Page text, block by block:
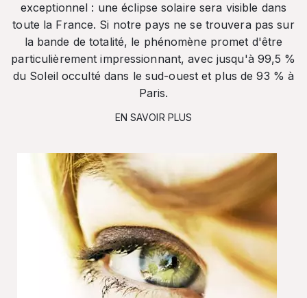
exceptionnel : une éclipse solaire sera visible dans
toute la France. Si notre pays ne se trouvera pas sur
la bande de totalité, le phénomène promet d'être
particulièrement impressionnant, avec jusqu'à 99,5 %
du Soleil occulté dans le sud-ouest et plus de 93 % à
Paris.
EN SAVOIR PLUS